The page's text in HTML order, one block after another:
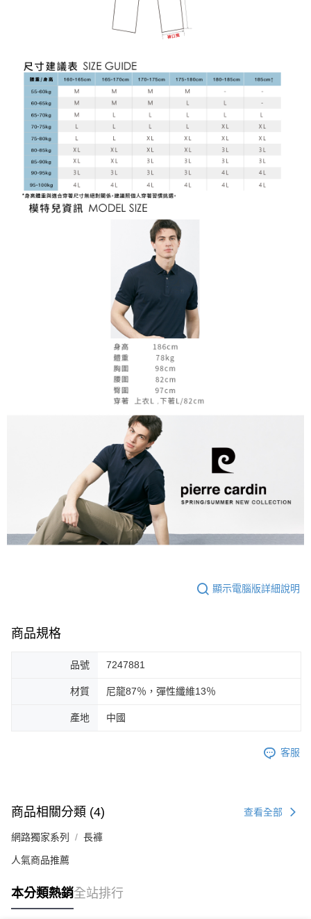
顯示電腦版詳細說明
商品規格
品號 7247881
材質 尼龍87％，彈性纖維13％
產地 中國
客服
商品相關分類 (4) 查看全部
網路獨家系列 長褲
人氣商品推薦
本分類熱銷全站排行